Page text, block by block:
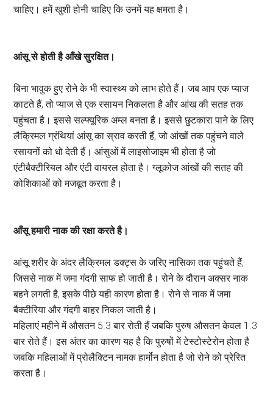
चाहिए। हमें खुशी होनी चाहिए कि उनमें यह क्षमता है।
आंसू से होती है आँखे सुरक्षित।
बिना भावुक हुए रोने के भी स्वास्थ्य को लाभ होते हैं। जब आप एक प्याज
काटते हैं, तो प्याज से एक रसायन निकलता है और आंख की सतह तक
पहुंचता है। इससे सल्फ्यूरिक अम्ल बनता है। इससे छुटकारा पाने के लिए
लैक्रिमल ग्रंथियां आंसू का स्राव करती हैं, जो आंखों तक पहुंचने वाले
रसायनों को धो देती हैं। आंसुओं में लाइसोजाइम भी होता है जो
एंटीबैक्टीरियल और एंटी वायरल होता है। ग्लूकोज आंखों की सतह की
कोशिकाओं को मजबूत करता है।
आँसू हमारी नाक की रक्षा करते है।
आंसू शरीर के अंदर लैक्रिमल डक्ट्स के जरिए नासिका तक पहुंचते हैं,
जिससे नाक में जमा गंदगी साफ हो जाती है। रोने के दौरान अक्सर नाक
बहने लगती है, इसके पीछे यही कारण होता है। रोने से नाक में जमा
बैक्टीरिया और गंदगी बाहर निकल जाती है।
महिलाएं महीने में औसतन 5.3 बार रोती हैं जबकि पुरुष औसतन केवल 1.3
बार रोते हैं। इस अंतर का कारण यह है कि पुरुषों में टेस्टोस्टेरोन होता है
जबकि महिलाओं में प्रोलैक्टिन नामक हार्मोन होता है जो रोने को प्रेरित
करता है।